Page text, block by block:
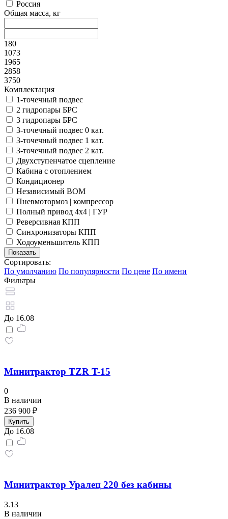
Россия
Общая масса, кг
180
1073
1965
2858
3750
Комплектация
1-точечный подвес
2 гидропары БРС
3 гидропары БРС
3-точечный подвес 0 кат.
3-точечный подвес 1 кат.
3-точечный подвес 2 кат.
Двухступенчатое сцепление
Кабина с отоплением
Кондиционер
Независимый ВОМ
Пневмотормоз | компрессор
Полный привод 4x4 | ГУР
Реверсивная КПП
Синхронизаторы КПП
Ходоуменьшитель КПП
Сортировать:
По умолчанию По популярности По цене По имени
Фильтры
До 16.08
Минитрактор TZR T-15
0
В наличии
236 900 ₽
Купить
До 16.08
Минитрактор Уралец 220 без кабины
3.13
В наличии